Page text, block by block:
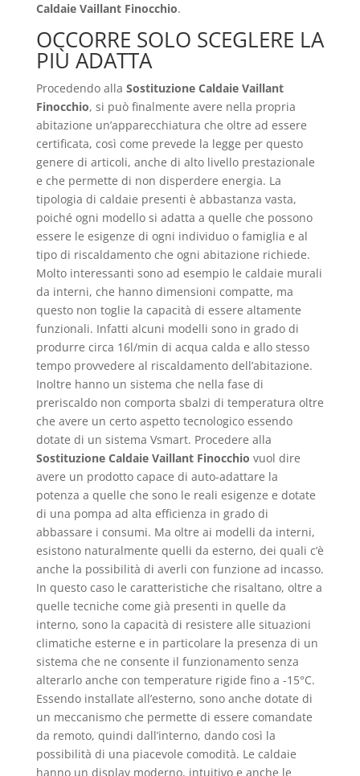
Caldaie Vaillant Finocchio.
OCCORRE SOLO SCEGLERE LA
PIÙ ADATTA
Procedendo alla Sostituzione Caldaie Vaillant
Finocchio, si può finalmente avere nella propria
abitazione un’apparecchiatura che oltre ad essere
certificata, così come prevede la legge per questo
genere di articoli, anche di alto livello prestazionale
e che permette di non disperdere energia. La
tipologia di caldaie presenti è abbastanza vasta,
poiché ogni modello si adatta a quelle che possono
essere le esigenze di ogni individuo o famiglia e al
tipo di riscaldamento che ogni abitazione richiede.
Molto interessanti sono ad esempio le caldaie murali
da interni, che hanno dimensioni compatte, ma
questo non toglie la capacità di essere altamente
funzionali. Infatti alcuni modelli sono in grado di
produrre circa 16l/min di acqua calda e allo stesso
tempo provvedere al riscaldamento dell’abitazione.
Inoltre hanno un sistema che nella fase di
preriscaldo non comporta sbalzi di temperatura oltre
che avere un certo aspetto tecnologico essendo
dotate di un sistema Vsmart. Procedere alla
Sostituzione Caldaie Vaillant Finocchio vuol dire
avere un prodotto capace di auto-adattare la
potenza a quelle che sono le reali esigenze e dotate
di una pompa ad alta efficienza in grado di
abbassare i consumi. Ma oltre ai modelli da interni,
esistono naturalmente quelli da esterno, dei quali c’è
anche la possibilità di averli con funzione ad incasso.
In questo caso le caratteristiche che risaltano, oltre a
quelle tecniche come già presenti in quelle da
interno, sono la capacità di resistere alle situazioni
climatiche esterne e in particolare la presenza di un
sistema che ne consente il funzionamento senza
alterarlo anche con temperature rigide fino a -15°C.
Essendo installate all’esterno, sono anche dotate di
un meccanismo che permette di essere comandate
da remoto, quindi dall’interno, dando così la
possibilità di una piacevole comodità. Le caldaie
hanno un display moderno, intuitivo e anche le